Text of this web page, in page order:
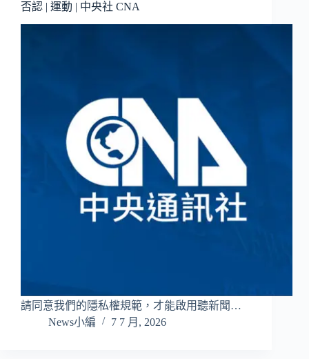
否認 | 運動 | 中央社 CNA
請同意我們的隱私權規範，才能啟用聽新聞…
News小編
7 7 月, 2026